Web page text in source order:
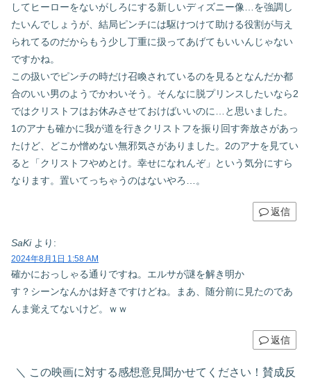
してヒーローをないがしろにする新しいディズニー像…を強調し
たいんでしょうが、結局ピンチには駆けつけて助ける役割が与え
られてるのだからもう少し丁重に扱ってあげてもいいんじゃない
ですかね。
この扱いでピンチの時だけ召喚されているのを見るとなんだか都
合のいい男のようでかわいそう。そんなに脱プリンスしたいなら2
ではクリストフはお休みさせておけばいいのに…と思いました。
1のアナも確かに我が道を行きクリストフを振り回す奔放さがあっ
たけど、どこか憎めない無邪気さがありました。2のアナを見てい
ると「クリストフやめとけ。幸せになれんぞ」という気分にすら
なります。置いてっちゃうのはないやろ…。
返信
SaKi より:
2024年8月1日 1:58 AM
確かにおっしゃる通りですね。エルサが謎を解き明か
す？シーンなんかは好きですけどね。まあ、随分前に見たのであ
んま覚えてないけど。ｗｗ
返信
この映画に対する感想意見聞かせてください！賛成反